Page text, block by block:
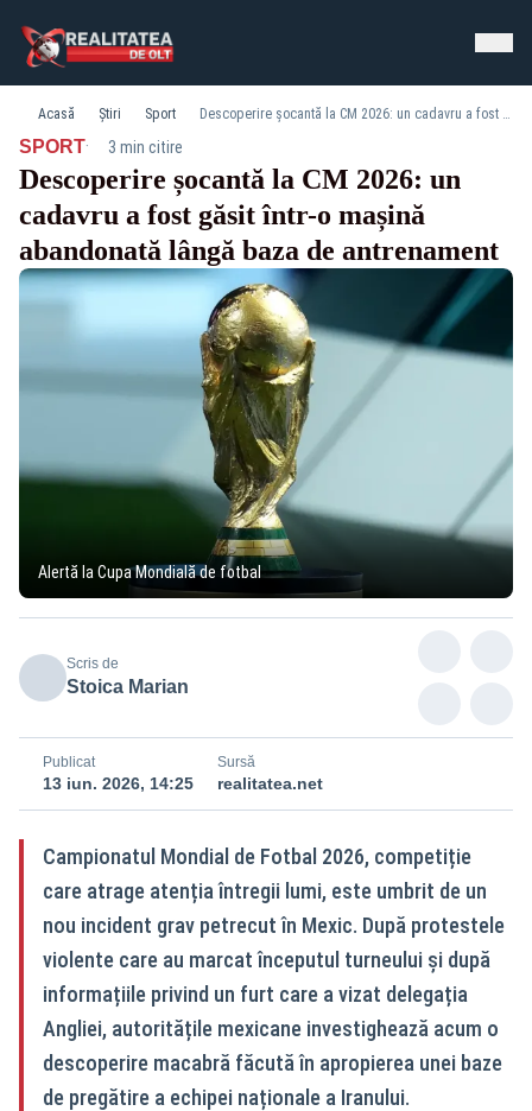
Acasă Știri Sport Descoperire șocantă la CM 2026: un cadavru a fost găsit într-o mașină abandonată lângă baza de antrenament
SPORT· 3 min citire
Descoperire șocantă la CM 2026: un
cadavru a fost găsit într-o mașină
abandonată lângă baza de antrenament
Alertă la Cupa Mondială de fotbal
Scris de
Stoica Marian
Publicat
13 iun. 2026, 14:25
Sursă
realitatea.net
Campionatul Mondial de Fotbal 2026, competiție
care atrage atenția întregii lumi, este umbrit de un
nou incident grav petrecut în Mexic. După protestele
violente care au marcat începutul turneului și după
informațiile privind un furt care a vizat delegația
Angliei, autoritățile mexicane investighează acum o
descoperire macabră făcută în apropierea unei baze
de pregătire a echipei naționale a Iranului.